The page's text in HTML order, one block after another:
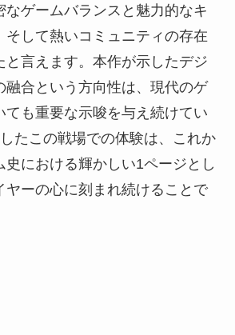
なゲームバランスと魅力的なキ
そして熱いコミュニティの存在
と言えます。本作が示したデジ
融合という方向性は、現代のゲ
ても重要な示唆を与え続けてい
たこの戦場での体験は、これか
史における輝かしい1ページとし
ヤーの心に刻まれ続けることで